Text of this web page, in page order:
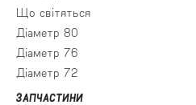
Що світяться
Діаметр 80
Діаметр 76
Діаметр 72
ЗАПЧАСТИНИ